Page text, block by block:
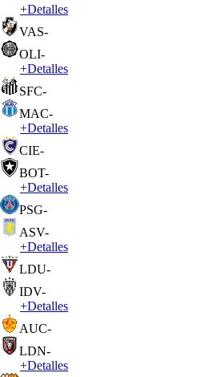
+Detalles
VAS-
OLI-
+Detalles
SFC-
MAC-
+Detalles
CIE-
BOT-
+Detalles
PSG-
ASV-
+Detalles
LDU-
IDV-
+Detalles
AUC-
LDN-
+Detalles